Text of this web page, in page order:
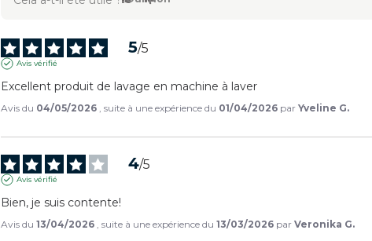
5/5
Avis vérifié
Excellent produit de lavage en machine à laver
Avis du 04/05/2026 , suite à une expérience du 01/04/2026 par Yveline G.
4/5
Avis vérifié
Bien, je suis contente!
Avis du 13/04/2026 , suite à une expérience du 13/03/2026 par Veronika G.